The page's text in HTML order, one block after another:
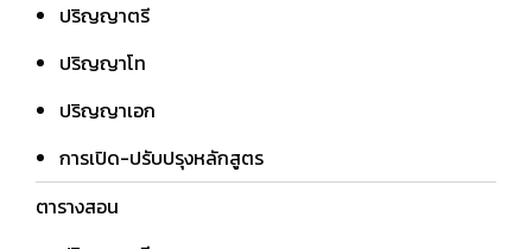
ปริญญาตรี
ปริญญาโท
ปริญญาเอก
การเปิด-ปรับปรุงหลักสูตร
ตารางสอน